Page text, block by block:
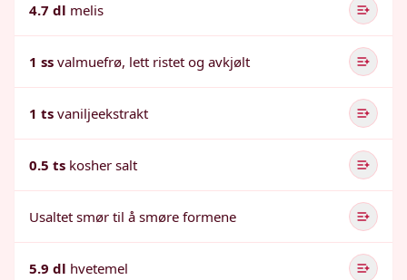
4.7 dl melis
1 ss valmuefrø, lett ristet og avkjølt
1 ts vaniljeekstrakt
0.5 ts kosher salt
Usaltet smør til å smøre formene
5.9 dl hvetemel